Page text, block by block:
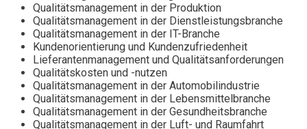
Qualitätsmanagement in der Produktion
Qualitätsmanagement in der Dienstleistungsbranche
Qualitätsmanagement in der IT-Branche
Kundenorientierung und Kundenzufriedenheit
Lieferantenmanagement und Qualitätsanforderungen
Qualitätskosten und -nutzen
Qualitätsmanagement in der Automobilindustrie
Qualitätsmanagement in der Lebensmittelbranche
Qualitätsmanagement in der Gesundheitsbranche
Qualitätsmanagement in der Luft- und Raumfahrt